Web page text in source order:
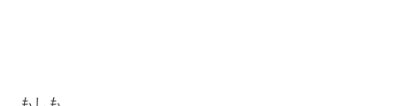
もしも、